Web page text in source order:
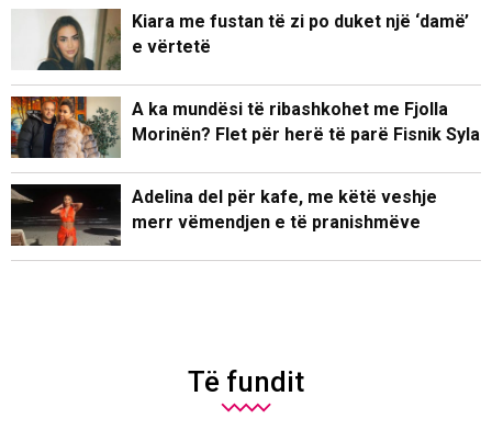
Kiara me fustan të zi po duket një ‘damë’
e vërtetë
A ka mundësi të ribashkohet me Fjolla
Morinën? Flet për herë të parë Fisnik Syla
Adelina del për kafe, me këtë veshje
merr vëmendjen e të pranishmëve
Të fundit